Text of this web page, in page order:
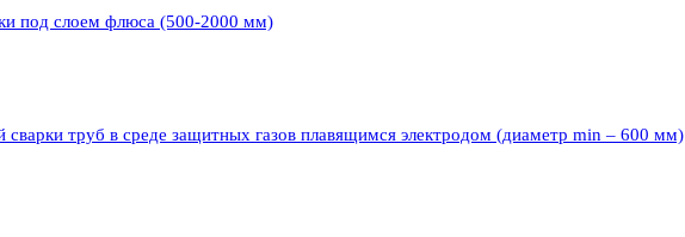
под слоем флюса (500-2000 мм)
сварки труб в среде защитных газов плавящимся электродом (диаметр min – 600 мм)